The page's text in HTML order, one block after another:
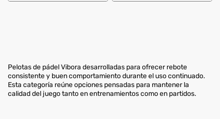
Pelotas de pádel Vibora desarrolladas para ofrecer rebote
consistente y buen comportamiento durante el uso continuado.
Esta categoría reúne opciones pensadas para mantener la
calidad del juego tanto en entrenamientos como en partidos.